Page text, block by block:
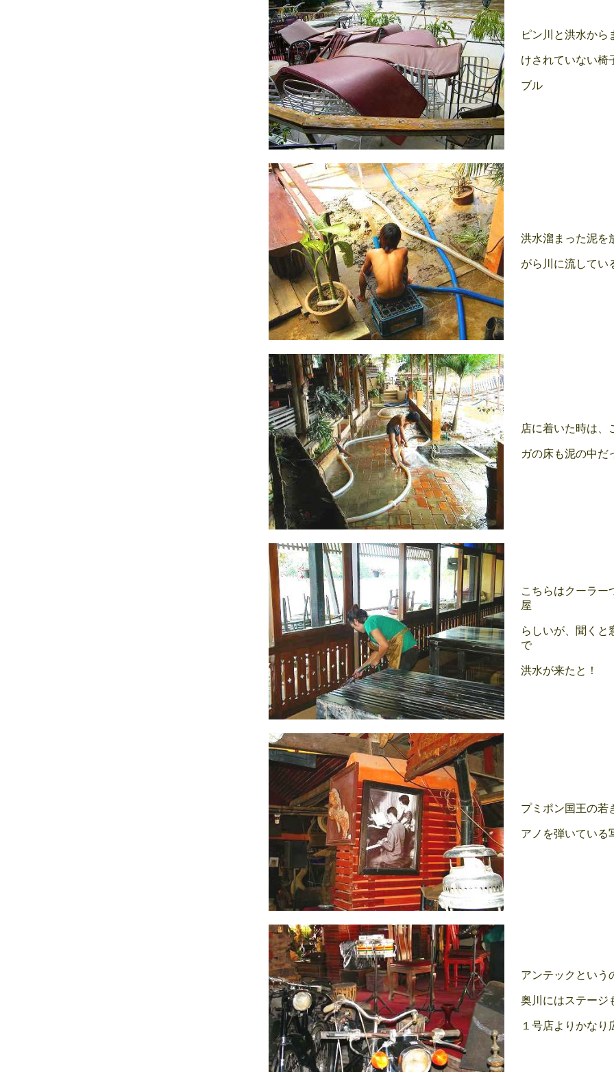
ピン川と洪水から
けされていない椅
ブル
洪水溜まった泥を
がら川に流してい
店に着いた時は、
ガの床も泥の中だ
こちらはクーラー
屋
らしいが、聞くと
で
洪水が来たと！
プミポン国王の若
アノを弾いている
アンテックという
奥川にはステージ
１号店よりかなり